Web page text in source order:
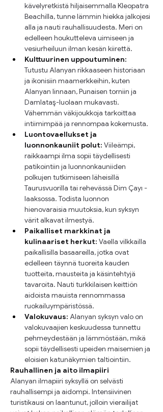
kävelyretkistä hiljaisemmalla Kleopatra
Beachilla, tunne lämmin hiekka jalkojesi
alla ja nauti rauhallisuudesta. Meri on
edelleen houkutteleva uimiseen ja
vesiurheiluun ilman kesän kiirettä.
Kulttuurinen uppoutuminen:
Tutustu Alanyan rikkaaseen historiaan
ja ikonisiin maamerkkeihin, kuten
Alanyan linnaan, Punaisen torniin ja
Damlataş-luolaan mukavasti.
Vähemmän väkijoukkoja tarkoittaa
intiimimpää ja rennompaa kokemusta.
Luontovaellukset ja
luonnonkauniit polut: Viileämpi,
raikkaampi ilma sopii täydellisesti
patikointiin ja luonnonkauniiden
polkujen tutkimiseen läheisillä
Taurusvuorilla tai rehevässä Dim Çayı -
laaksossa. Todista luonnon
hienovaraisia muutoksia, kun syksyn
värit alkavat ilmestyä.
Paikalliset markkinat ja
kulinaariset herkut: Vaella vilkkailla
paikallisilla basaareilla, jotka ovat
edelleen täynnä tuoreita kauden
tuotteita, mausteita ja käsintehtyjä
tavaroita. Nauti turkkilaisen keittiön
aidoista mauista rennommassa
ruokailuympäristössä.
Valokuvaus: Alanyan syksyn valo on
valokuvaajien keskuudessa tunnettu
pehmeydestään ja lämmöstään, mikä
sopii täydellisesti upeiden maisemien ja
eloisien katunäkymien taltiointiin.
Rauhallinen ja aito ilmapiiri
Alanyan ilmapiiri syksyllä on selvästi
rauhallisempi ja aidompi. Intensiivinen
turistikausi on laantunut, jolloin vierailijat